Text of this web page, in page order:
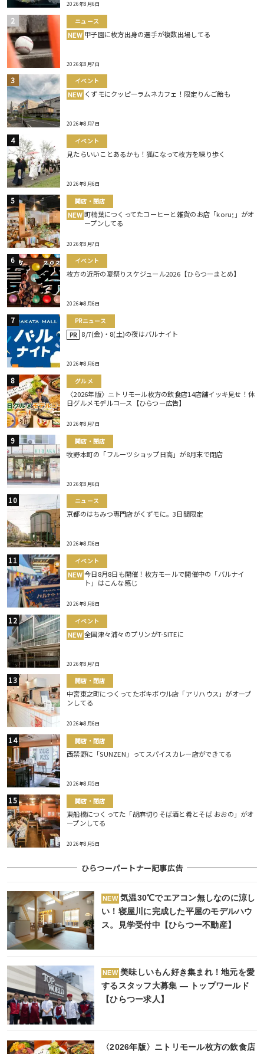
2026年8月6日
ニュース
NEW 甲子園に枚方出身の選手が複数出場してる
2026年8月7日
イベント
NEW くずモにクッピーラムネカフェ！限定りんご飴も
2026年8月7日
イベント
見たらいいことあるかも！狐になって枚方を練り歩く
2026年8月6日
開店・閉店
NEW 町楠葉につくってたコーヒーと雑貨のお店「koru;」がオ
ープンしてる
2026年8月7日
イベント
枚方の近所の夏祭りスケジュール2026【ひらつーまとめ】
2026年8月6日
PRニュース
PR 8/7(金)・8(土)の夜はバルナイト
2026年8月6日
グルメ
〈2026年版〉ニトリモール枚方の飲食店14店舗イッキ見せ！休
日グルメモデルコース【ひらつー広告】
2026年8月7日
開店・閉店
牧野本町の「フルーツショップ日高」が8月末で閉店
2026年8月6日
ニュース
京都のはちみつ専門店がくずモに。3日間限定
2026年8月6日
イベント
NEW 今日8月8日も開催！枚方モールで開催中の「バルナイ
ト」はこんな感じ
2026年8月8日
イベント
NEW 全国津々浦々のプリンがT-SITEに
2026年8月7日
開店・閉店
中宮東之町につくってたポキボウル店「アリハウス」がオープ
ンしてる
2026年8月6日
開店・閉店
西禁野に「SUNZEN」ってスパイスカレー店ができてる
2026年8月5日
開店・閉店
東船橋につくってた「胡麻切りそば酒と肴とそば おおの」がオ
ープンしてる
2026年8月5日
ひらつーパートナー記事広告
NEW 気温30℃でエアコン無しなのに涼し
い！寝屋川に完成した平屋のモデルハウ
ス。見学受付中【ひらつー不動産】
NEW 美味しいもん好き集まれ！地元を愛
するスタッフ大募集 ― トップワールド
【ひらつー求人】
〈2026年版〉ニトリモール枚方の飲食店